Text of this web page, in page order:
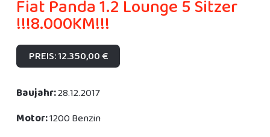
Fiat Panda 1.2 Lounge 5 Sitzer
!!!8.000KM!!!
PREIS: 12.350,00 €
Baujahr:28.12.2017
Motor:1200 Benzin